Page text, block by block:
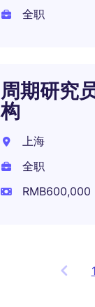
全职
周期研究
构
上海
全职
RMB600,000
1